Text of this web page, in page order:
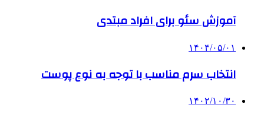
آموزش سئو برای افراد مبتدی
۱۴۰۴/۰۵/۰۱
انتخاب سرم مناسب با توجه به نوع پوست
۱۴۰۲/۱۰/۳۰